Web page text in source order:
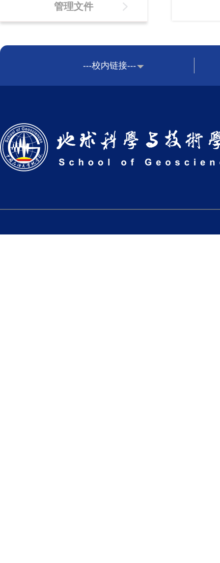
管理文件
---校内链接---